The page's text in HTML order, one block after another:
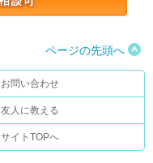
ページの先頭へ
お問い合わせ
友人に教える
サイトTOPへ